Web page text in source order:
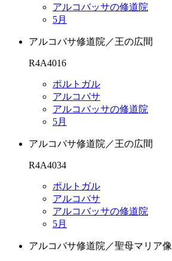
アルコバッサの修道院
5月
アルコバサ修道院／王の広間
R4A4016
ポルトガル
アルコバサ
アルコバッサの修道院
5月
アルコバサ修道院／王の広間
R4A4034
ポルトガル
アルコバサ
アルコバッサの修道院
5月
アルコバサ修道院／聖母マリア像